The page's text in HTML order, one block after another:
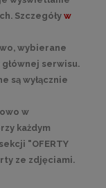
Szczegóły w
wybierane
serwisu.
są wyłącznie
w
każdym
"OFERTY
ze zdjęciami.